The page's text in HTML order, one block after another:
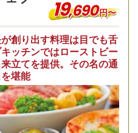
19,690円〜
創り出す料理は目でも舌
ッチンではローストビー
立てを提供。その名の通
堪能